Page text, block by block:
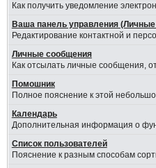
Как получить уведомление
Ваша панель управления (Личные
Редактирование контактной и
Личные сообщения
Как отсылать личные сообщения,
Помошник
Полное пояснение к этой
Календарь
Дополнительная информация о
Список пользователей
Пояснение к разным способам